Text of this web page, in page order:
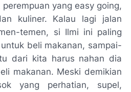
yang easy going,
kuliner. Kalau lagi jalan
temen, si Ilmi ini paling
beli makanan, sampai-
dari kita harus nahan dia
makanan. Meski demikian
yang perhatian, supel,